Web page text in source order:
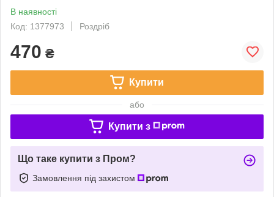
В наявності
Код: 1377973
Роздріб
470 ₴
Купити
або
Купити з
Що таке купити з Пром?
Замовлення під захистом